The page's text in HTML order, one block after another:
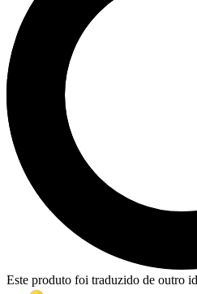
Este produto foi traduzido de outro